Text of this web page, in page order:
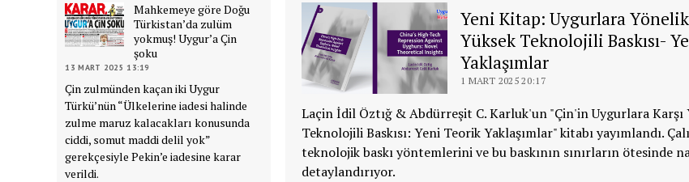
Mahkemeye göre Doğu
Türkistan’da zulüm
yokmuş! Uygur’a Çin
şoku
13 MART 2025 13:19
Çin zulmünden kaçan iki Uygur
Türkü’nün “Ülkelerine iadesi halinde
zulme maruz kalacakları konusunda
ciddi, somut maddi delil yok”
gerekçesiyle Pekin’e iadesine karar
verildi.
Yeni Kitap: Uygurlara
Yüksek Teknolojili Baskısı-
Yaklaşımlar
1 MART 2025 20:17
Laçin İdil Öztığ & Abdürreşit C. Karluk'un "Çin'in Uygurlara Karşı
Teknolojili Baskısı: Yeni Teorik Yaklaşımlar" kitabı yayımlandı.
teknolojik baskı yöntemlerini ve bu baskının sınırların ötesinde
detaylandırıyor.